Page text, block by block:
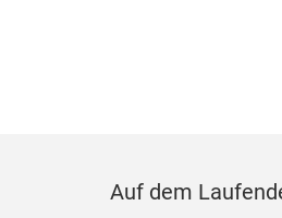
Auf dem